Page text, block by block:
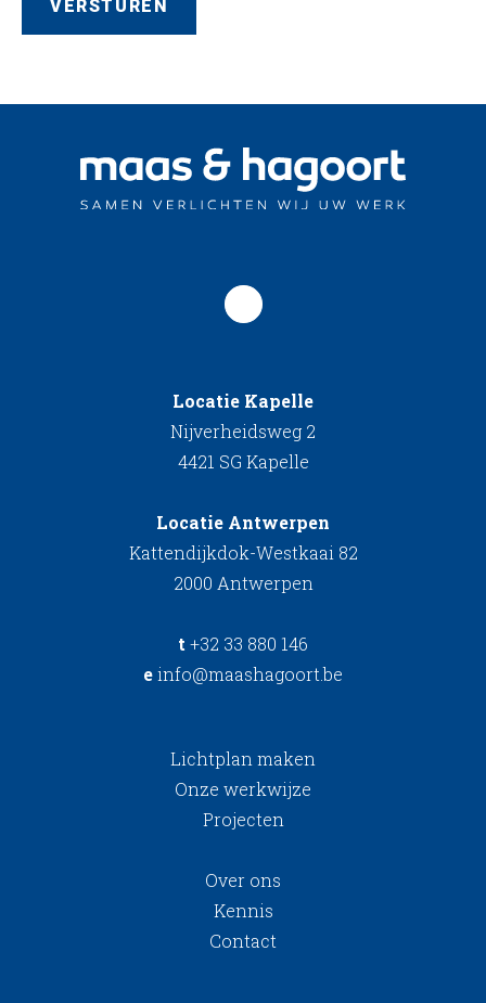
Locatie Kapelle
Nijverheidsweg 2
4421 SG Kapelle
Locatie Antwerpen
Kattendijkdok-Westkaai 82
2000 Antwerpen
t +32 33 880 146
einfo@maashagoort.be
Lichtplan maken
Onze werkwijze
Projecten
Over ons
Kennis
Contact